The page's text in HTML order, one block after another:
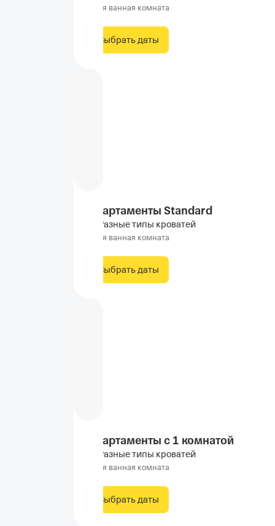
Своя ванная комната
Выбрать даты
Апартаменты Standard
Разные типы кроватей
Своя ванная комната
Выбрать даты
Апартаменты c 1 комнатой
Разные типы кроватей
Своя ванная комната
Выбрать даты